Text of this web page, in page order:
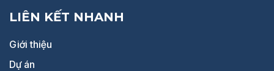
LIÊN KẾT NHANH
Giới thiệu
Dự án